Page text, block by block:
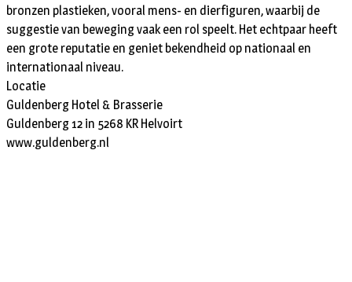
bronzen plastieken, vooral mens- en dierfiguren, waarbij de
suggestie van beweging vaak een rol speelt. Het echtpaar heeft
een grote reputatie en geniet bekendheid op nationaal en
internationaal niveau.
Locatie
Guldenberg Hotel & Brasserie
Guldenberg 12 in 5268 KR Helvoirt
www.guldenberg.nl